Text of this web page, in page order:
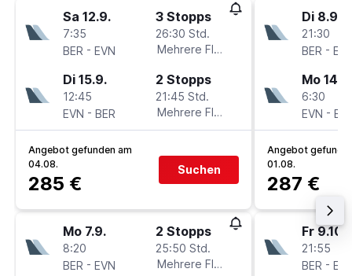
Sa 12.9.
7:35
BER - EVN
3 Stopps
26:30 Std.
Mehrere Fluglinien
Di 15.9.
12:45
EVN - BER
2 Stopps
21:45 Std.
Mehrere Fluglinien
Angebot gefunden am
04.08.
285 €
Suchen
Mo 7.9.
8:20
BER - EVN
2 Stopps
25:50 Std.
Mehrere Fluglinien
Di 8.9.
21:30
BER -
Mo 14.9.
6:30
EVN -
Angebot
01.08.
287 €
Fr 9.10.
21:55
BER -